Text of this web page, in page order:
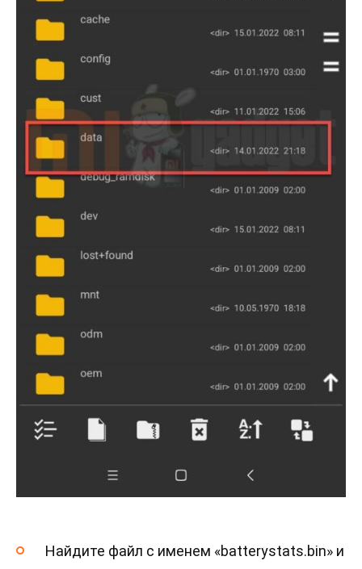
Найдите файл с именем «batterystats.bin» и